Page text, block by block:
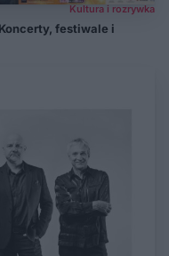
Kultura i rozrywka
festiwale i